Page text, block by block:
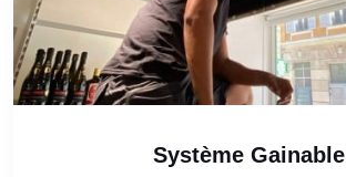
Système Gainable